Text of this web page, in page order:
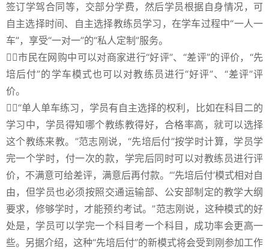
签订学驾合同等，交部分学费，然后学员根据自身情况，可
自主选择时间、自主选择教练员学习，在学车过程中“一人一
车”，享受“一对一”的“私人定制”服务。
市民在网购中可以对商家进行“好评”、“差评”的评价，“先
培后付”的学车模式也可以对教练员进行“好评”、“差评”评
价。
“单人单车练习，学员有自主选择的权利，比如在科目二的
学习中，学员得知哪个教练教得好，合格率高，就可以选择
这个教练来教。”范志刚说，“先培后付”按学时计算，学员学
完一个学时，付一次的款，学完后同时可以对教练员进行评
价，不满意可给差评，满意后再付款。“‘先培后付’模式相对自
由，但学员也必须按照交通运输部、公安部制定的教学大纲
要求，修够学时，才能预约考试。”范志刚说，这种模式的好
处是，学员可以学完一个科目考一个科目，成功率会更高一
些。另据介绍，这种“先培后付”的新模式将会受到刚参加工作